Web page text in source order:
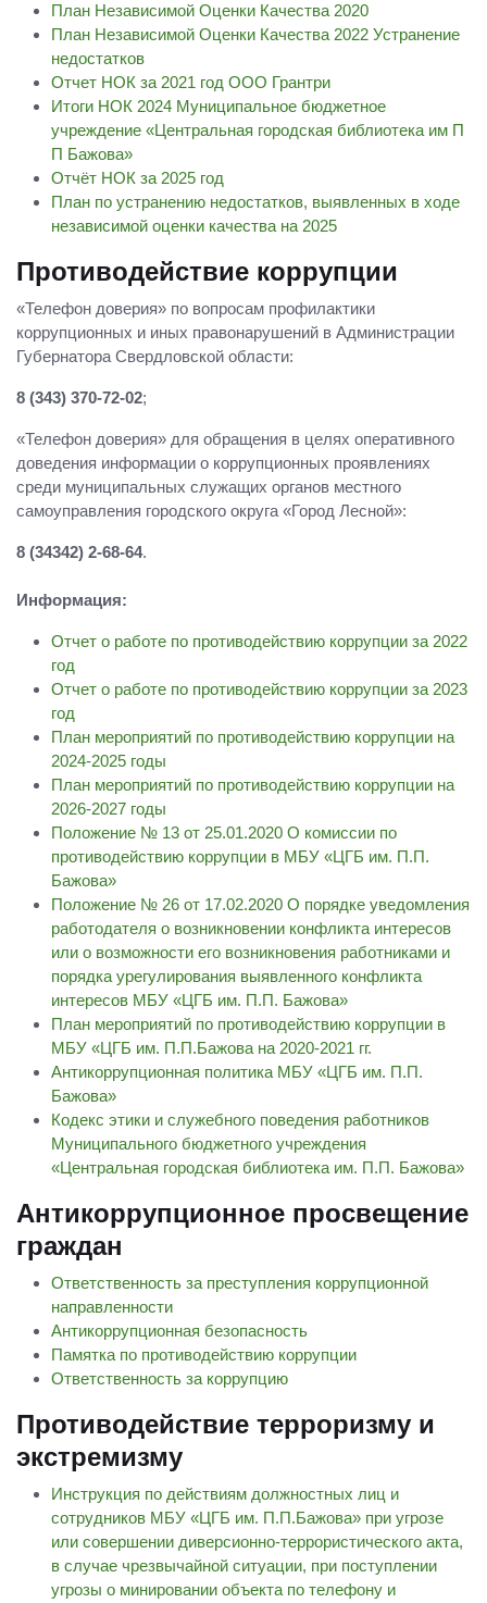
План Независимой Оценки Качества 2020
План Независимой Оценки Качества 2022 Устранение
недостатков
Отчет НОК за 2021 год ООО Грантри
Итоги НОК 2024 Муниципальное бюджетное
учреждение «Центральная городская библиотека им П
П Бажова»
Отчёт НОК за 2025 год
План по устранению недостатков, выявленных в ходе
независимой оценки качества на 2025
Противодействие коррупции
«Телефон доверия» по вопросам профилактики
коррупционных и иных правонарушений в Администрации
Губернатора Свердловской области:
8 (343) 370-72-02;
«Телефон доверия» для обращения в целях оперативного
доведения информации о коррупционных проявлениях
среди муниципальных служащих органов местного
самоуправления городского округа «Город Лесной»:
8 (34342) 2-68-64.
Информация:
Отчет о работе по противодействию коррупции за 2022
год
Отчет о работе по противодействию коррупции за 2023
год
План мероприятий по противодействию коррупции на
2024-2025 годы
План мероприятий по противодействию коррупции на
2026-2027 годы
Положение № 13 от 25.01.2020 О комиссии по
противодействию коррупции в МБУ «ЦГБ им. П.П.
Бажова»
Положение № 26 от 17.02.2020 О порядке уведомления
работодателя о возникновении конфликта интересов
или о возможности его возникновения работниками и
порядка урегулирования выявленного конфликта
интересов МБУ «ЦГБ им. П.П. Бажова»
План мероприятий по противодействию коррупции в
МБУ «ЦГБ им. П.П.Бажова на 2020-2021 гг.
Антикоррупционная политика МБУ «ЦГБ им. П.П.
Бажова»
Кодекс этики и служебного поведения работников
Муниципального бюджетного учреждения
«Центральная городская библиотека им. П.П. Бажова»
Антикоррупционное просвещение
граждан
Ответственность за преступления коррупционной
направленности
Антикоррупционная безопасность
Памятка по противодействию коррупции
Ответственность за коррупцию
Противодействие терроризму и
экстремизму
Инструкция по действиям должностных лиц и
сотрудников МБУ «ЦГБ им. П.П.Бажова» при угрозе
или совершении диверсионно-террористического акта,
в случае чрезвычайной ситуации, при поступлении
угрозы о минировании объекта по телефону и